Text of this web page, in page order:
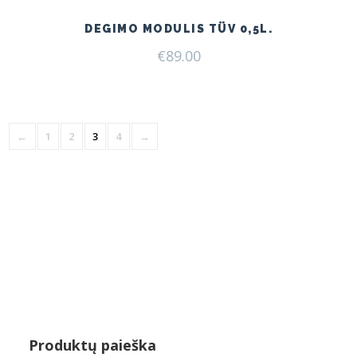
DEGIMO MODULIS TÜV 0,5L.
€89.00
← 1 2 3 4 →
Produktų paieška